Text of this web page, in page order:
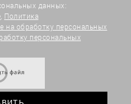
данных:
Политика
на обработку персональных
персональных